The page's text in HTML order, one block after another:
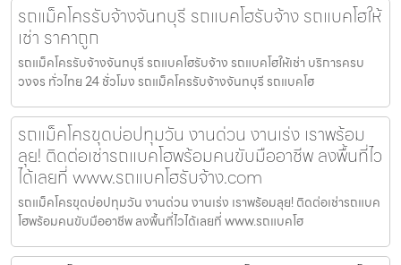
รถแม็คโครรับจ้างจันทบุรี รถแบคโฮรับจ้าง รถแบคโฮให้
เช่า ราคาถูก
รถแม็คโครรับจ้างจันทบุรี รถแบคโฮรับจ้าง รถแบคโฮให้เช่า บริการครบ
วงจร ทั่วไทย 24 ชั่วโมง รถแม็คโครรับจ้างจันทบุรี รถแบคโฮ
รถแม็คโครขุดบ่อปทุมวัน งานด่วน งานเร่ง เราพร้อม
ลุย! ติดต่อเช่ารถแบคโฮพร้อมคนขับมืออาชีพ ลงพื้นที่ไว
ได้เลยที่ www.รถแบคโฮรับจ้าง.com
รถแม็คโครขุดบ่อปทุมวัน งานด่วน งานเร่ง เราพร้อมลุย! ติดต่อเช่ารถแบค
โฮพร้อมคนขับมืออาชีพ ลงพื้นที่ไวได้เลยที่ www.รถแบคโฮ